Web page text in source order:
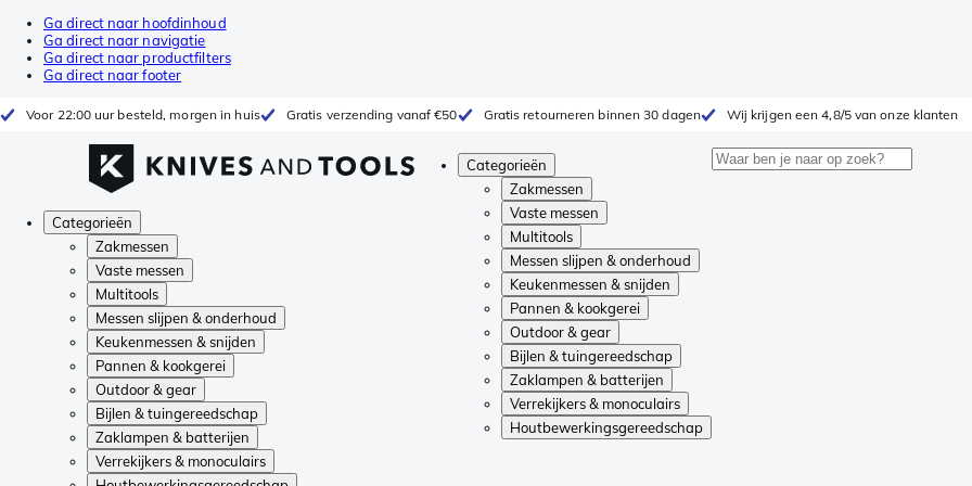
Ga direct naar hoofdinhoud
Ga direct naar navigatie
Ga direct naar productfilters
Ga direct naar footer
Voor 22:00 uur besteld, morgen in huis Gratis verzending vanaf €50 Gratis retourneren binnen 30 dagen Wij krijgen een 4,8/5 van onze klanten
Categorieën
Zakmessen
Vaste messen
Multitools
Messen slijpen & onderhoud
Keukenmessen & snijden
Pannen & kookgerei
Outdoor & gear
Bijlen & tuingereedschap
Zaklampen & batterijen
Verrekijkers & monoculairs
Houtbewerkingsgereedschap
Categorieën
Zakmessen
Vaste messen
Multitools
Messen slijpen & onderhoud
Keukenmessen & snijden
Pannen & kookgerei
Outdoor & gear
Bijlen & tuingereedschap
Zaklampen & batterijen
Verrekijkers & monoculairs